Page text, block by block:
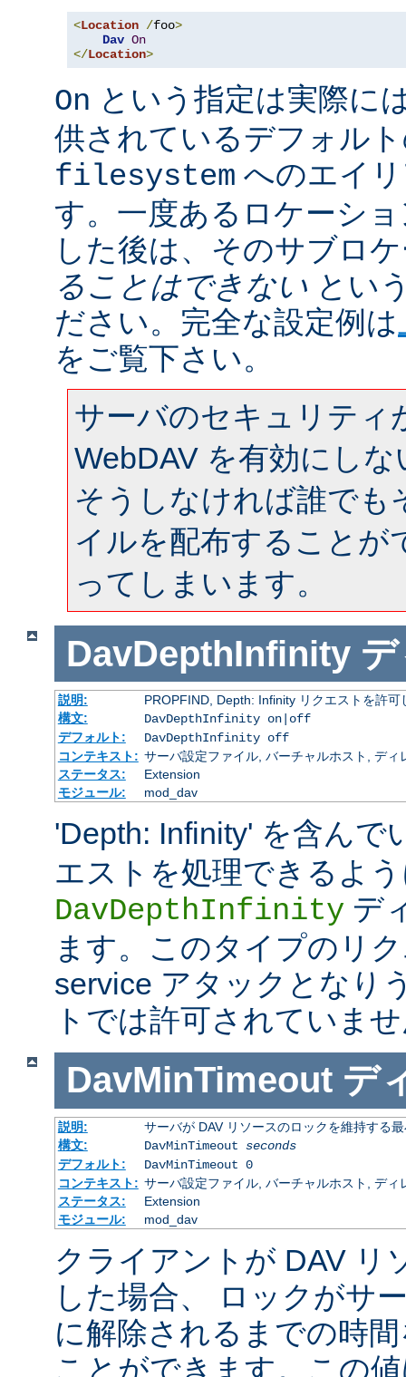
<Location /foo>
Dav On
</Location>
On という指定は実際に
供されているデフォル
filesystem へのエイ
す。一度あるロケーシ
した後は、そのサブロ
ることはできない とい
ださい。完全な設定例は
をご覧下さい。
サーバのセキュリティ
WebDAV を有効にし
そうしなければ誰でも
イルを配布することが
ってしまいます。
DavDepthInfinity
説明:
PROPFIND, Depth: Infinity リクエストを許可
構文:
DavDepthInfinity on|off
デフォルト:
DavDepthInfinity off
コンテキスト: サーバ設定ファイル, バーチャルホスト, ディ
ステータス:
Extension
モジュール:
mod_dav
'Depth: Infinity' を含んで
エストを処理できるよ
DavDepthInfinity デ
ます。このタイプのリ
service アタックとなり
トでは許可されていま
DavMinTimeout デ
説明:
サーバが DAV リソースのロックを維持する
構文:
DavMinTimeout seconds
デフォルト:
DavMinTimeout 0
コンテキスト: サーバ設定ファイル, バーチャルホスト, ディ
ステータス:
Extension
モジュール:
mod_dav
クライアントが DAV リ
した場合、 ロックがサ
に解除されるまでの時
ことができます。この